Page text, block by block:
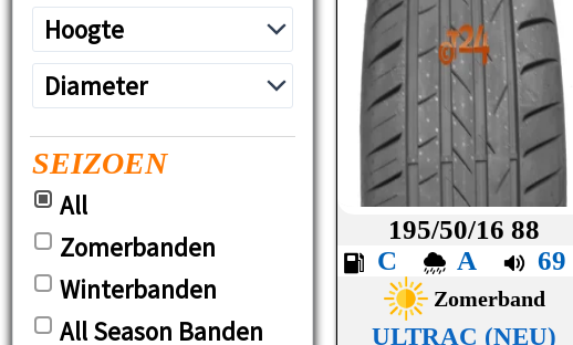
SEIZOEN
All
Zomerbanden
Winterbanden
All Season Banden
195/50/16 88
C
A 69
Zomerband
ULTRAC (NEU)